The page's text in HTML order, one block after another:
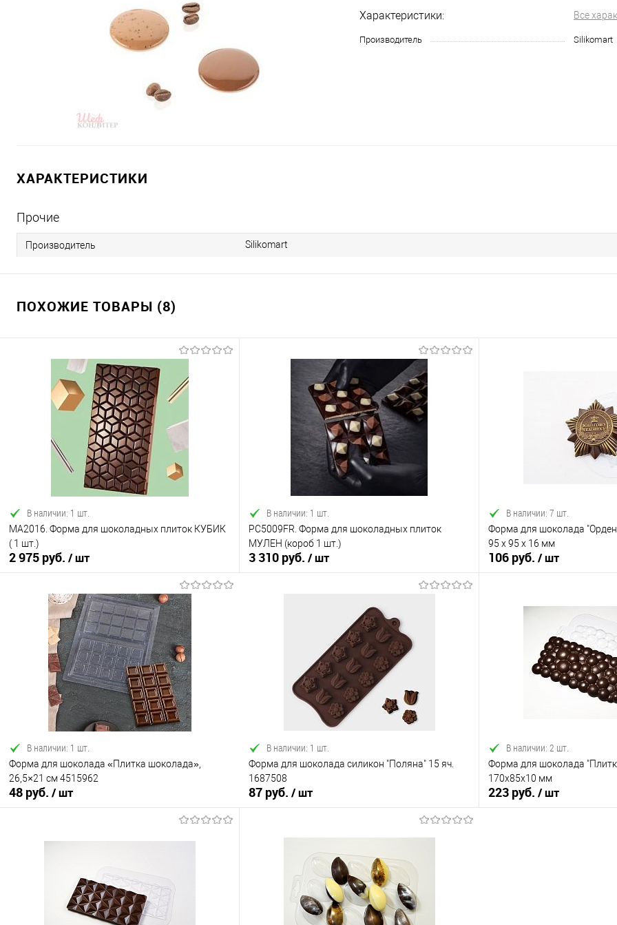
Характеристики: Все
Производитель Silikomart
ХАРАКТЕРИСТИКИ
Прочие
Производитель Silikomart
ПОХОЖИЕ ТОВАРЫ (8)
В наличии: 1 шт.
MA2016. Форма для шоколадных плиток КУБИК
( 1 шт.)
2 975 руб. / шт
В корзину
Купить в 1 клик
Сравнение
В избранное
В наличии
В наличии: 1 шт.
PC5009FR. Форма для шоколадных плиток
МУЛЕН (короб 1 шт.)
3 310 руб. / шт
В корзину
Купить в 1 клик
Сравнение
В избранное
В наличии
В наличии: 7 шт.
Форма для шоколада
95 х 95 х 16 мм
106 руб. / шт
В
Купить в 1 клик
В избранное
В наличии: 1 шт.
Форма для шоколада «Плитка шоколада»,
26,5×21 см 4515962
48 руб. / шт
Купить в 1 клик
Сравнение
В избранное
В наличии
В наличии: 1 шт.
Форма для шоколада силикон "Поляна" 15 яч.
1687508
87 руб. / шт
В корзину
Купить в 1 клик
Сравнение
В избранное
В наличии
В наличии: 2 шт.
Форма для шоколада
170х85х10 мм
223 руб. / шт